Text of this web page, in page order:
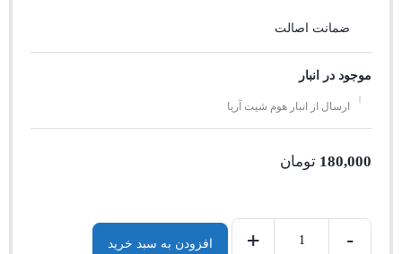
ضمانت اصالت
موجود در انبار
ارسال از انبار هوم شیت آریا
180,000 تومان
-
+ افزودن به سبد خرید